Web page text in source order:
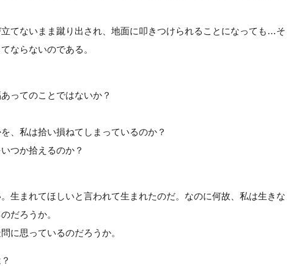
てないまま蹴り出され、地面に叩きつけられることになっても…そ
ならないのである。
ってのことではないか？
、私は拾い損ねてしまっているのか？
つか拾えるのか？
生まれてほしいと言われて生まれたのだ。なのに何故、私は生きな
だろうか。
に思っているのだろうか。